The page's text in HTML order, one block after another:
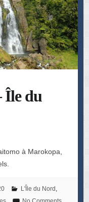
Île du
à Marokopa,
L'Île du Nord ,